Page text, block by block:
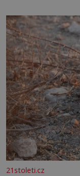
se na koloběžce a
Velkých Losinách
21stoleti.cz